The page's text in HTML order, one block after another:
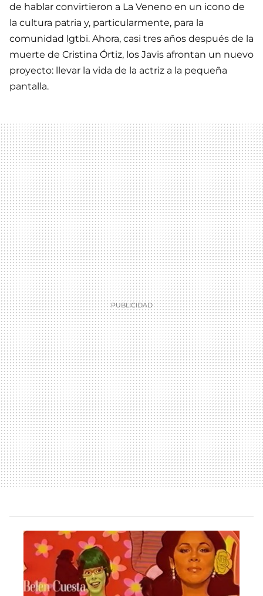
de hablar convirtieron a La Veneno en un icono de
la cultura patria y, particularmente, para la
comunidad lgtbi. Ahora, casi tres años después de la
muerte de Cristina Órtiz, los Javis afrontan un nuevo
proyecto: llevar la vida de la actriz a la pequeña
pantalla.